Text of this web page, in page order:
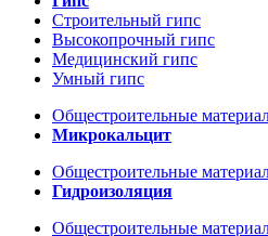
Строительный гипс
Высокопрочный гипс
Медицинский гипс
Умный гипс
Общестроительные
Микрокальцит
Общестроительные
Гидроизоляция
Общестроительные